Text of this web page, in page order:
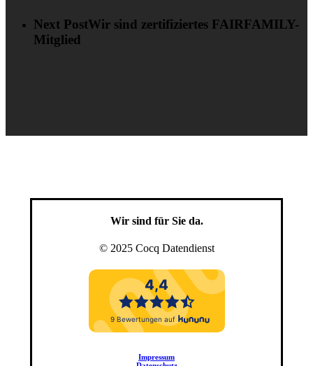
Next PostWir sind zertifiziertes FAIRFAMILY-
Mitglied
Wir sind für Sie da.
© 2025 Cocq Datendienst
Impressum